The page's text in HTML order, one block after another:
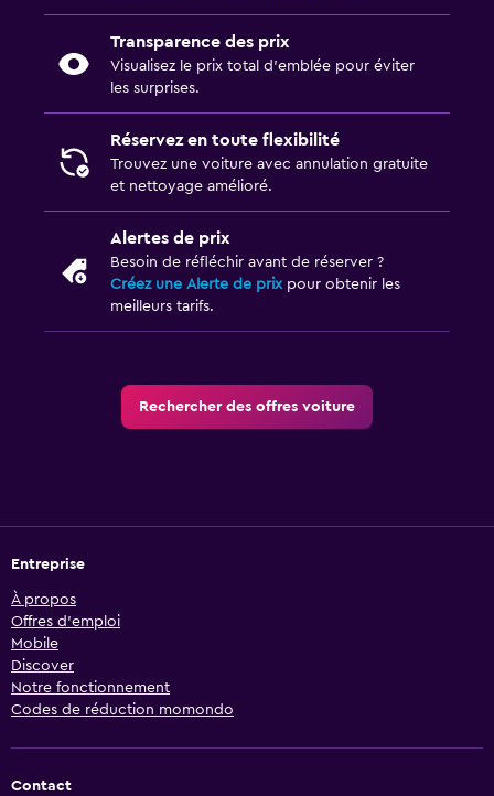
Transparence des prix
Visualisez le prix total d’emblée pour éviter
les surprises.
Réservez en toute flexibilité
Trouvez une voiture avec annulation gratuite
et nettoyage amélioré.
Alertes de prix
Besoin de réfléchir avant de réserver ?
Créez une Alerte de prixpour obtenir les
meilleurs tarifs.
Rechercher des offres voiture
Entreprise
À propos
Offres d’emploi
Mobile
Discover
Notre fonctionnement
Codes de réduction momondo
Contact